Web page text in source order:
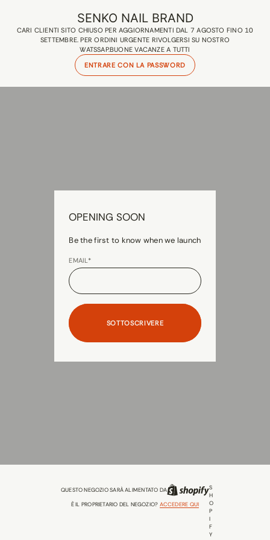
SENKO NAIL BRAND
CARI CLIENTI SITO CHIUSO PER AGGIORNAMENTI DAL 7 AGOSTO FINO 10
SETTEMBRE. PER ORDINI URGENTE RIVOLGERSI SU NOSTRO
WATSSAP.BUONE VACANZE A TUTTI
ENTRARE CON LA PASSWORD
OPENING SOON
Be the first to know when we launch
EMAIL*
SOTTOSCRIVERE
QUESTO NEGOZIO SARÀ ALIMENTATO DA
S
H
O
P
I
F
Y
È IL PROPRIETARIO DEL NEGOZIO? ACCEDERE QUI